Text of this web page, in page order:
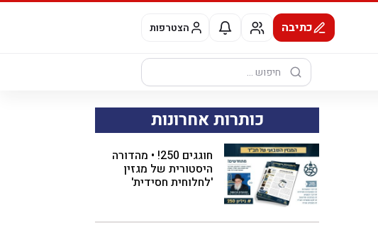
כתיבה הצטרפות
חיפוש:
כותרות אחרונות
חוגגים 250! • מהדורה
היסטורית של מגזין
'לחלוחית חסידית'